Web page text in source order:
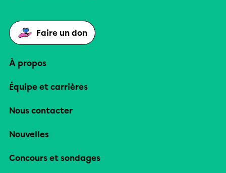
Faire un don
À propos
Équipe et carrières
Nous contacter
Nouvelles
Concours et sondages